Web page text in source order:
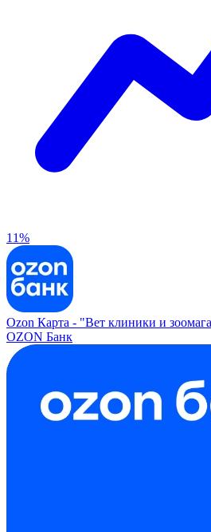
11%
Ozon Карта - "Вет клиники и
OZON Банк